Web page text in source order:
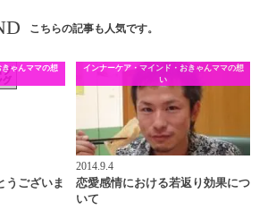
こちらの記事も人気です。
ゃんママの想
うございま
インナーケア・マインド・おきゃんママの想
い
2014.9.4
恋愛感情における若返り効果につ
いて